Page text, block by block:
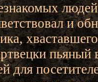
людей
и
для